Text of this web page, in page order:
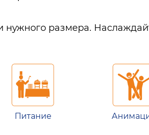
нужного размера.
Питание